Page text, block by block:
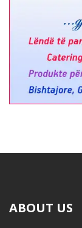
ABOUT US